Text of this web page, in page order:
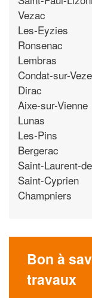
Vezac
Les-Eyzies
Ronsenac
Lembras
Condat-sur-
Dirac
Aixe-sur-Vienne
Lunas
Les-Pins
Bergerac
Saint-Laurent-
Saint-Cyprien
Champniers
Bon à
travaux